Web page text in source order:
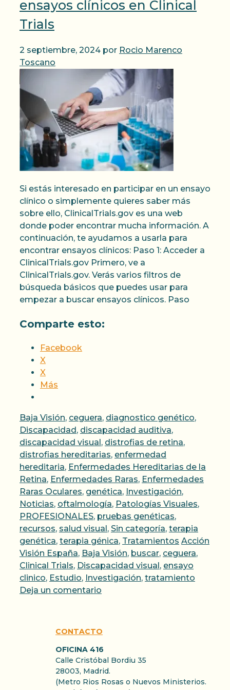
ensayos clínicos en Clinical
Trials
2 septiembre, 2024 por Rocio Marenco
Toscano
Si estás interesado en participar en un ensayo
clínico o simplemente quieres saber más
sobre ello, ClinicalTrials.gov es una web
donde poder encontrar mucha información. A
continuación, te ayudamos a usarla para
encontrar ensayos clínicos: Paso 1: Acceder a
ClinicalTrials.gov Primero, ve a
ClinicalTrials.gov. Verás varios filtros de
búsqueda básicos que puedes usar para
empezar a buscar ensayos clínicos. Paso
Comparte esto:
Facebook
X
X
Más
Categorías
Baja Visión, ceguera, diagnostico genético,
Discapacidad , discapacidad auditiva,
discapacidad visual , distrofias de retina,
distrofias hereditarias, enfermedad
hereditaria, Enfermedades Hereditarias de la
Retina, Enfermedades Raras, Enfermedades
Raras Oculares, genética, Investigación,
Noticias, oftalmología, Patologías Visuales,
PROFESIONALES, pruebas genéticas,
recursos, salud visual , Sin categoría, terapia
genética, terapia génica, Tratamientos Etiquetas
Acción
Visión España, Baja Visión, buscar, ceguera,
Clinical Trials, Discapacidad visual , ensayo
clinico, Estudio, Investigación, tratamiento
Deja un comentario
CONTACTO
OFICINA 416
Calle Cristóbal Bordiu 35
28003, Madrid.
(Metro Rios Rosas o Nuevos Ministerios.